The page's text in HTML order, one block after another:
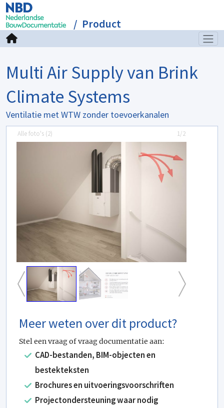
Product
Multi Air Supply van Brink
Climate Systems
Ventilatie met WTW zonder toevoerkanalen
Alle foto's (2) 1/2
Meer weten over dit product?
Stel een vraag of vraag documentatie aan:
CAD-bestanden, BIM-objecten en
bestekteksten
Brochures en uitvoeringsvoorschriften
Projectondersteuning waar nodig